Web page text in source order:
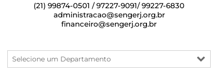
(21) 99874-0501 / 97227-9091/ 99227-6830
administracao@sengerj.org.br
financeiro@sengerj.org.br